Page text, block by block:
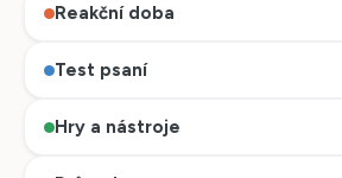
Reakční doba
Test psaní
Hry a nástroje